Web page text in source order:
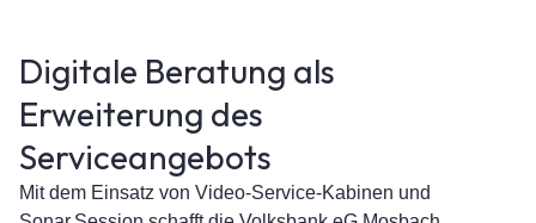
Digitale Beratung als
Erweiterung des
Serviceangebots
Mit dem Einsatz von Video-Service-Kabinen und